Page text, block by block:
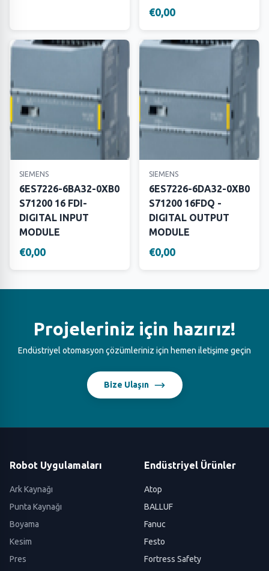
€0,00
SIEMENS
6ES7226-6BA32-0XB0
S71200 16 FDI-
DIGITAL INPUT
MODULE
€0,00
SIEMENS
6ES7226-6DA32-0XB0
S71200 16FDQ -
DIGITAL OUTPUT
MODULE
€0,00
Projeleriniz için hazırız!
Endüstriyel otomasyon çözümleriniz için hemen iletişime geçin
Bize Ulaşın
Robot Uygulamaları
Ark Kaynağı
Punta Kaynağı
Boyama
Kesim
Pres
Endüstriyel Ürünler
Atop
BALLUF
Fanuc
Festo
Fortress Safety